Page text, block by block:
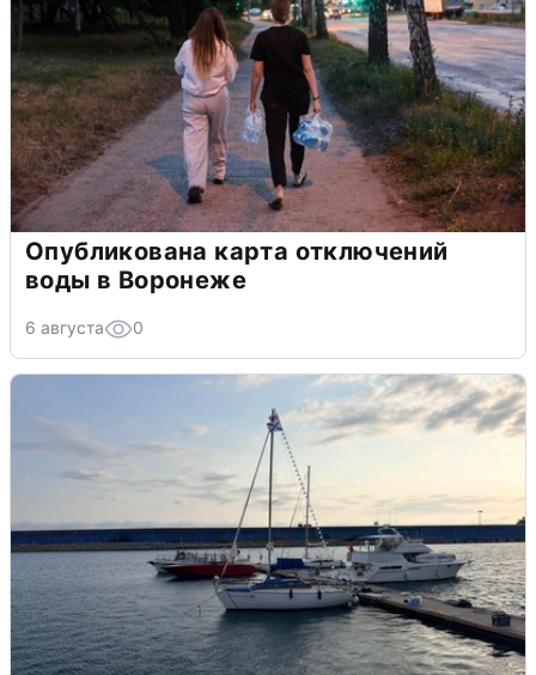
Опубликована карта отключений
воды в Воронеже
6 августа 0